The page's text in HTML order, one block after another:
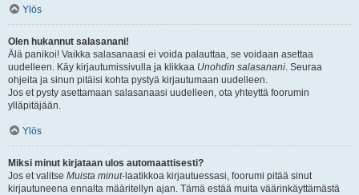
Ylös
Olen hukannut salasanani!
Älä panikoi! Vaikka salasanaasi ei voida palauttaa, se voidaan asettaa
uudelleen. Käy kirjautumissivulla ja klikkaa Unohdin salasanani. Seuraa
ohjeita ja sinun pitäisi kohta pystyä kirjautumaan uudelleen.
Jos et pysty asettamaan salasanaasi uudelleen, ota yhteyttä foorumin
ylläpitäjään.
Ylös
Miksi minut kirjataan ulos automaattisesti?
Jos et valitse Muista minut-laatikkoa kirjautuessasi, foorumi pitää sinut
kirjautuneena ennalta määritellyn ajan. Tämä estää muita väärinkäyttämästä